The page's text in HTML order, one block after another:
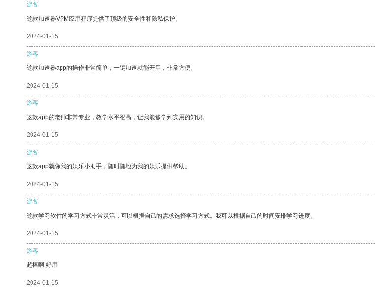
游客
这款加速器VPM应用程序提供了顶级的安全性和隐私保护。
2024-01-15
游客
这款加速器app的操作非常简单，一键加速就能开启，非常方便。
2024-01-15
游客
这款app的老师非常专业，教学水平很高，让我能够学到实用的知识。
2024-01-15
游客
这款app就像我的娱乐小助手，随时随地为我的娱乐提供帮助。
2024-01-15
游客
这款学习软件的学习方式非常灵活，可以根据自己的需求选择学习方式。我可以根据自己的时间安排学习进度。
2024-01-15
游客
超棒啊 好用
2024-01-15